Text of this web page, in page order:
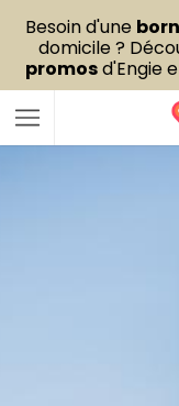
Besoin d'une
domicile ?
promosd'Engie